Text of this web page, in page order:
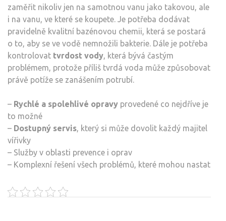
zaměřit nikoliv jen na samotnou vanu jako takovou, ale
i na vanu, ve které se koupete. Je potřeba dodávat
pravidelně kvalitní bazénovou chemii, která se postará
o to, aby se ve vodě nemnožili bakterie. Dále je potřeba
kontrolovat tvrdost vody, která bývá častým
problémem, protože příliš tvrdá voda může způsobovat
právě potíže se zanášením potrubí.
– Rychlé a spolehlivé opravy provedené co nejdříve je
to možné
– Dostupný servis, který si může dovolit každý majitel
vířivky
– Služby v oblasti prevence i oprav
– Komplexní řešení všech problémů, které mohou nastat